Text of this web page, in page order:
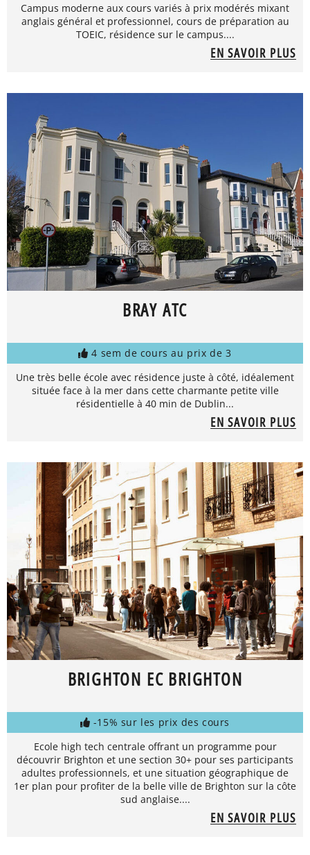
Campus moderne aux cours variés à prix modérés mixant
anglais général et professionnel, cours de préparation au
TOEIC, résidence sur le campus....
EN SAVOIR PLUS
BRAY ATC
4 sem de cours au prix de 3
Une très belle école avec résidence juste à côté, idéalement
située face à la mer dans cette charmante petite ville
résidentielle à 40 min de Dublin...
EN SAVOIR PLUS
BRIGHTON EC BRIGHTON
-15% sur les prix des cours
Ecole high tech centrale offrant un programme pour
découvrir Brighton et une section 30+ pour ses participants
adultes professionnels, et une situation géographique de
1er plan pour profiter de la belle ville de Brighton sur la côte
sud anglaise....
EN SAVOIR PLUS